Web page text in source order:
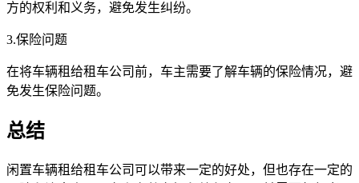
方的权利和义务，避免发生纠纷。
3.保险问题
在将车辆租给租车公司前，车主需要了解车辆的保险情况，避
免发生保险问题。
总结
闲置车辆租给租车公司可以带来一定的好处，但也存在一定的